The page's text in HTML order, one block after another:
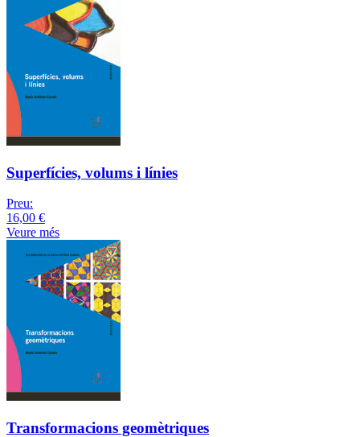
Superfícies, volums i línies
Preu:
16,00 €
Veure més
Transformacions geomètriques